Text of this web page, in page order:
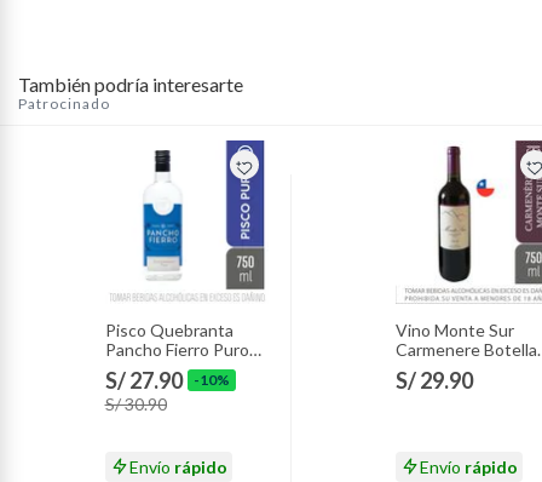
También podría interesarte
Patrocinado
Pisco Quebranta
Pancho Fierro Puro
Botella 750 mL
S/ 27.90 -10%
S/ 30.90
Envío rápido
Vino Monte Sur
Carmenere Botella
750 mL
S/ 29.90
Envío rápido